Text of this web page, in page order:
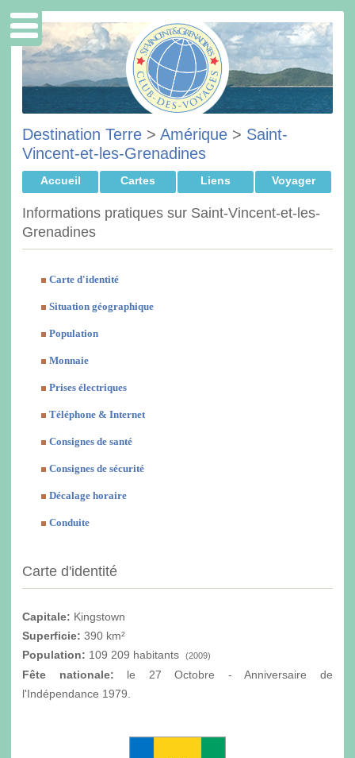
Destination Terre > Amérique > Saint-
Vincent-et-les-Grenadines
Accueil Cartes Liens Voyager
Informations pratiques sur Saint-Vincent-et-les-
Grenadines
Carte d'identité
Situation géographique
Population
Monnaie
Prises électriques
Téléphone & Internet
Consignes de santé
Consignes de sécurité
Décalage horaire
Conduite
Carte d'identité
Capitale: Kingstown
Superficie: 390 km²
Population: 109 209 habitants (2009)
Fête nationale: le 27 Octobre - Anniversaire de
l'Indépendance 1979.